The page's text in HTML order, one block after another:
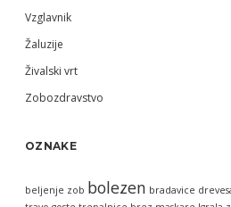
Vzglavnik
Žaluzije
Živalski vrt
Zobozdravstvo
OZNAKE
beljenje zob bolezen bradavice